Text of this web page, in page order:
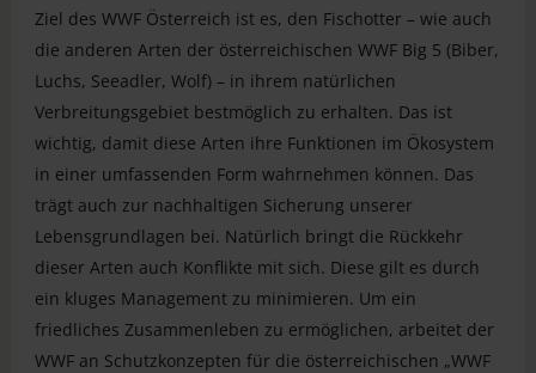
Ziel des WWF Österreich ist es, den Fischotter – wie auch
die anderen Arten der österreichischen WWF Big 5 (Biber,
Luchs, Seeadler, Wolf) – in ihrem natürlichen
Verbreitungsgebiet bestmöglich zu erhalten. Das ist
wichtig, damit diese Arten ihre Funktionen im Ökosystem
in einer umfassenden Form wahrnehmen können. Das
trägt auch zur nachhaltigen Sicherung unserer
Lebensgrundlagen bei. Natürlich bringt die Rückkehr
dieser Arten auch Konflikte mit sich. Diese gilt es durch
ein kluges Management zu minimieren. Um ein
friedliches Zusammenleben zu ermöglichen, arbeitet der
WWF an Schutzkonzepten für die österreichischen „WWF